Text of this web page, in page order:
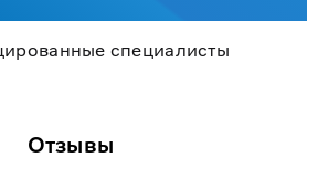
специалисты
Отзывы